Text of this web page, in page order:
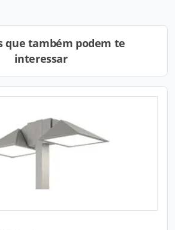
que também podem te
interessar